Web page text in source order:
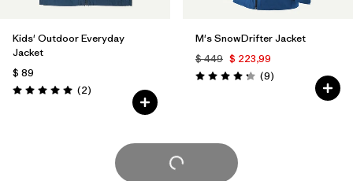
Kids' Outdoor Everyday
Jacket
$ 89
Valoración: 5.0 / 5
(2Comentarios
)
M's SnowDrifter Jacket
$ 449 $ 223,99
Valoración: 4.2 / 5
(9Comentarios
)
Cargar Más